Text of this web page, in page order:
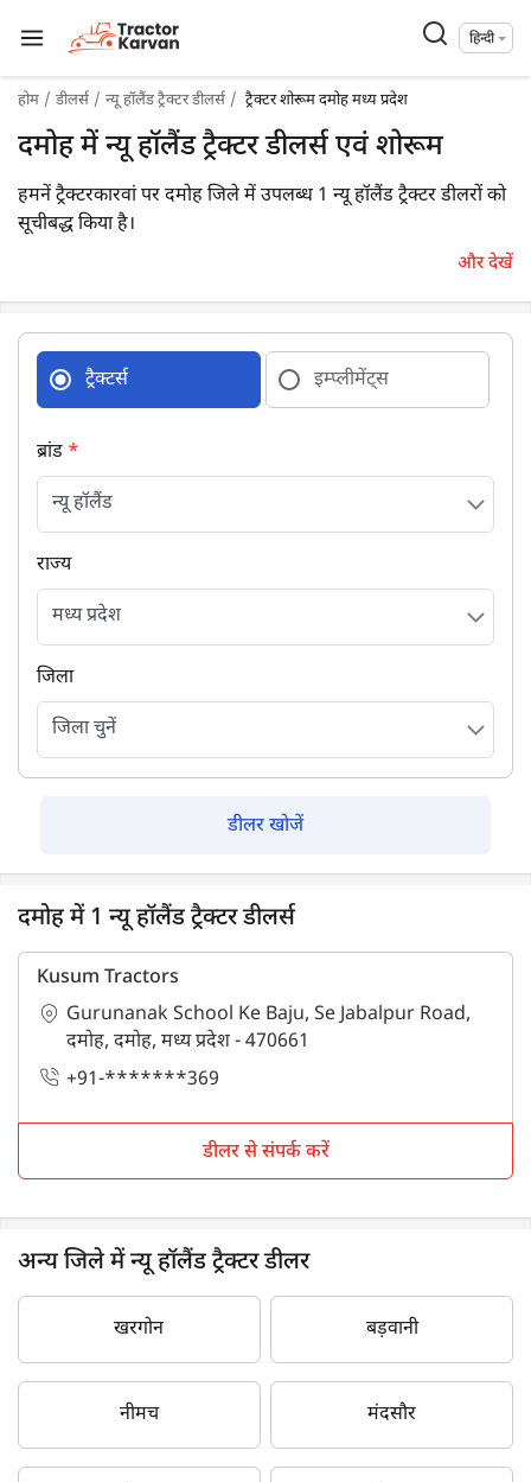
हिन्दी
होम डीलर्स न्यू हॉलैंड ट्रैक्टर डीलर्स ट्रैक्टर शोरूम दमोह मध्य प्रदेश
दमोह में न्यू हॉलैंड ट्रैक्टर डीलर्स एवं शोरूम
हमनें ट्रैक्टरकारवां पर दमोह जिले में उपलब्ध 1 न्यू हॉलैंड ट्रैक्टर डीलरों को
सूचीबद्ध किया है।
और देखें
ट्रैक्टर्स इम्प्लीमेंट्स
ब्रांड *
राज्य
जिला
डीलर खोजें
दमोह में 1 न्यू हॉलैंड ट्रैक्टर डीलर्स
Kusum Tractors
Gurunanak School Ke Baju, Se Jabalpur Road,
दमोह, दमोह, मध्य प्रदेश - 470661
+91-*******369
डीलर से संपर्क करें
अन्य जिले में न्यू हॉलैंड ट्रैक्टर डीलर
खरगोन बड़वानी
नीमच मंदसौर